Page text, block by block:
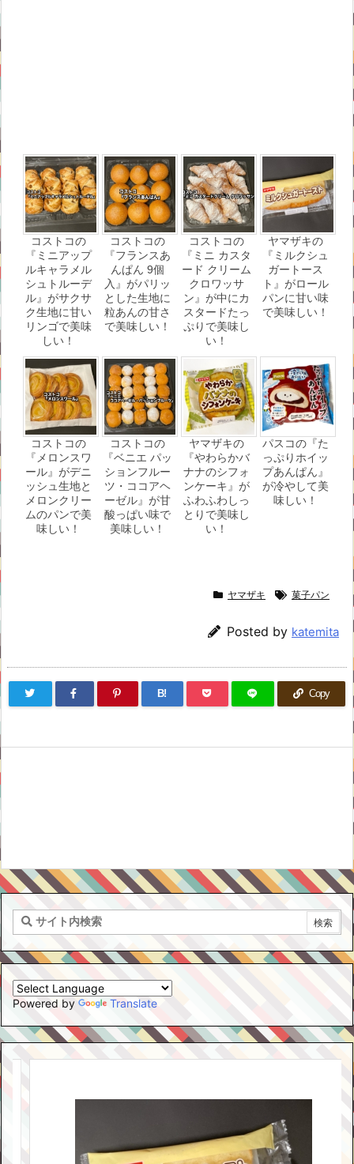
コストコの
『ミニアップ
ルキャラメル
シュトルーデ
ル』がサクサ
ク生地に甘い
リンゴで美味
しい！
コストコの
『フランスあ
んぱん 9個
入』がパリッ
とした生地に
粒あんの甘さ
で美味しい！
コストコの
『ミニ カスタ
ード クリーム
クロワッサ
ン』が中にカ
スタードたっ
ぷりで美味し
い！
ヤマザキの
『ミルクシュ
ガートース
ト』がロール
パンに甘い味
で美味しい！
コストコの
『メロンスワ
ール』がデニ
ッシュ生地と
メロンクリー
ムのパンで美
味しい！
コストコの
『ベニエ パッ
ションフルー
ツ・ココアヘ
ーゼル』が甘
酸っぱい味で
美味しい！
ヤマザキの
『やわらかバ
ナナのシフォ
ンケーキ』が
ふわふわしっ
とりで美味し
い！
パスコの『た
っぷりホイッ
プあんぱん』
が冷やして美
味しい！
ヤマザキ 菓子パン
Posted by katemita
B! Copy
Powered by Translate